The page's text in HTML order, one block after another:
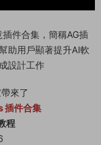
件合集，簡稱AG插
助用戶顯著提升AI軟
設計工作
來了
插件合集
程